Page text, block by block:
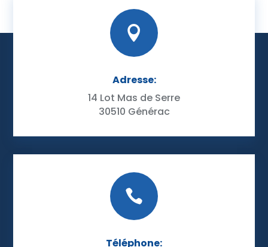

Adresse:
14 Lot Mas de Serre
30510 Générac

Téléphone: